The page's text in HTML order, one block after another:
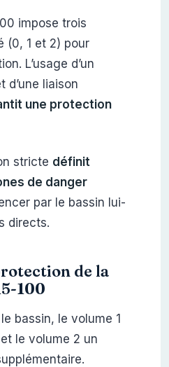
impose trois
(0, 1 et 2) pour
L’usage d’un
d’une liaison
une protection
stricte définit
de danger
par le bassin lui-
directs.
de la
100
bassin, le volume 1
le volume 2 un